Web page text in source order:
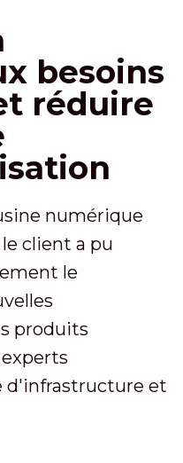
besoins
réduire
numérique
client a pu
le
produits
d'infrastructure et